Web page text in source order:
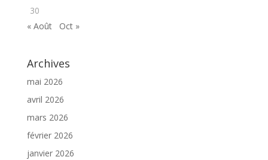
30
« Août
Oct »
Archives
mai 2026
avril 2026
mars 2026
février 2026
janvier 2026